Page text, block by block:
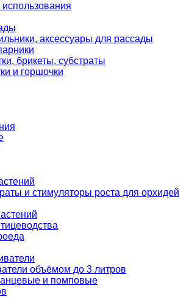
аксессуары для рассады
брикеты, субстраты
и горшочки
и стимуляторы роста для орхидей
объёмом до 3 литров
и помповые